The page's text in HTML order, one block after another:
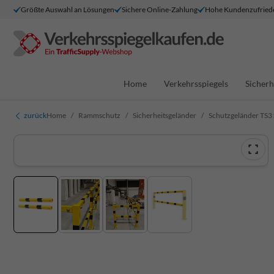
Größte Auswahl an Lösungen Sichere Online-Zahlung Hohe
Home Verkehrsspiegels
zurückHome Rammschutz Sicherheitsgeländer Schutzgeländer